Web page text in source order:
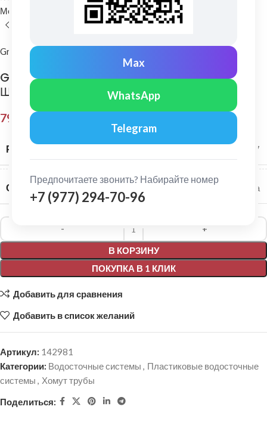
Max
WhatsApp
Telegram
Предпочитаете звонить? Набирайте номер
+7 (977) 294-70-96
Металлические водосточные системы Хомут трубы
Grand Line
Grand Line: Хомут трубы Классик ПВХ
Шоколад
79,00₽
РАЗМЕР СИСТЕМЫ 120/87
СЕРИЯ Классика
В КОРЗИНУ
ПОКУПКА В 1 КЛИК
Alternative:
Добавить для сравнения
Добавить в список желаний
Артикул: 142981
Категории: Водосточные системы , Пластиковые водосточные
системы , Хомут трубы
Поделиться: